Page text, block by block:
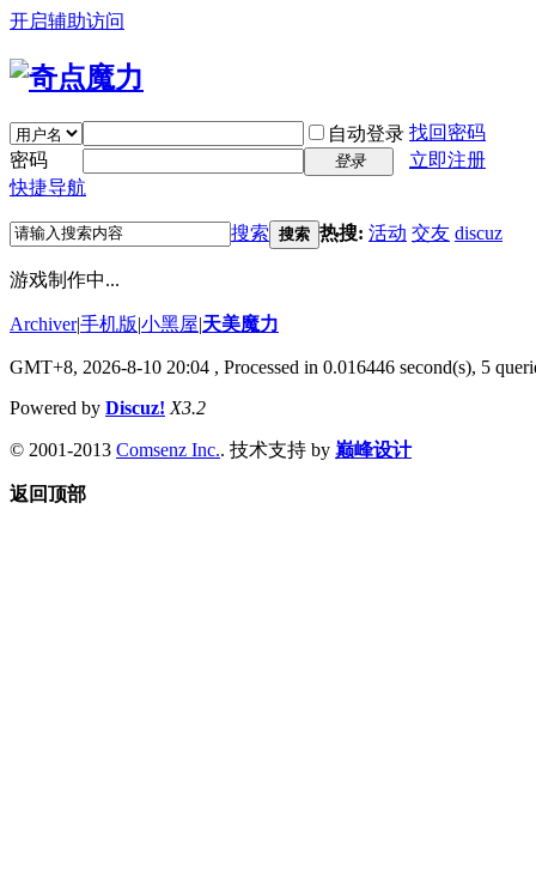
开启辅助访问
自动登录 找回密码
密码
登录
立即注册
快捷导航
搜索 搜索 热搜: 活动 交友 discuz
游戏制作中...
Archiver|手机版|小黑屋|天美魔力
GMT+8, 2026-8-10 20:04 , Processed in 0.016446 second(s), 5
Powered by Discuz! X3.2
© 2001-2013 Comsenz Inc.. 技术支持 by 巅峰设计
返回顶部